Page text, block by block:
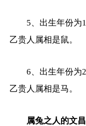
5、出生年份为
乙贵人属相是鼠。
6、出生年份为
乙贵人属相是马。
属兔之人的文